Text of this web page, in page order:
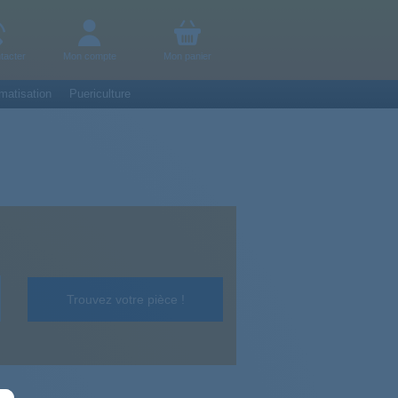
Mon compte Mon panier
Puericulture
Trouvez votre pièce !